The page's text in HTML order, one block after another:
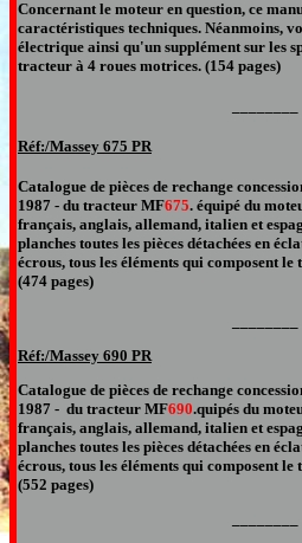
Concernant le moteur en question, ce
caractéristiques techniques. Néanmoins,
électrique ainsi qu'un supplément sur les
tracteur à 4 roues motrices. (154 pages)
Réf:/Massey 675 PR
Catalogue de pièces de rechange
1987 - du tracteur MF675. équipé du
français, anglais, allemand, italien et
planches toutes les pièces détachées en
écrous, tous les éléments qui composent le
(474 pages)
Réf:/Massey 690 PR
Catalogue de pièces de rechange
1987 - du tracteur MF690.quipés du
français, anglais, allemand, italien et
planches toutes les pièces détachées en
écrous, tous les éléments qui composent le
(552 pages)